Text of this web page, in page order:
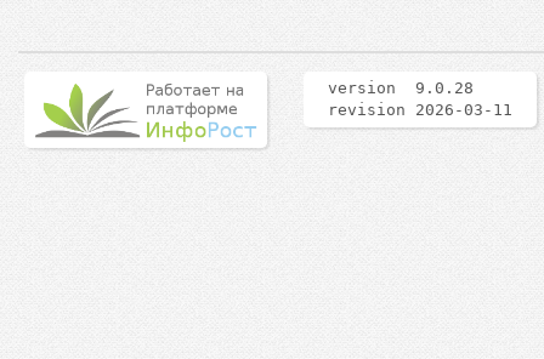
version 9.0.28
revision 2026-03-11